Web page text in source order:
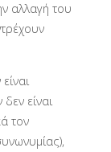
αλλαγή του
είναι
τον